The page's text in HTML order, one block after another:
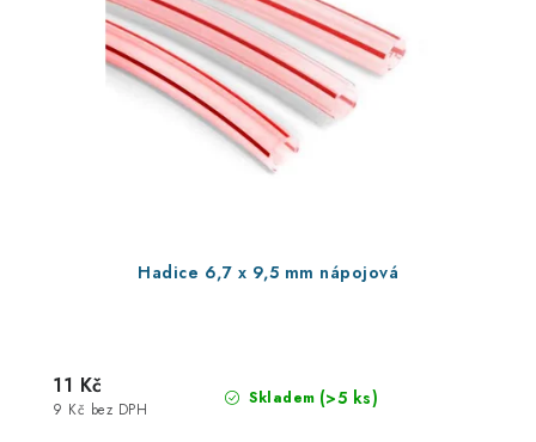
Hadice 6,7 x 9,5 mm nápojová
Skladem (>5 ks)
9 Kč bez DPH
11 Kč